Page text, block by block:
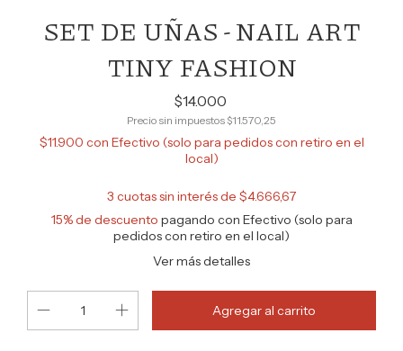
SET DE UÑAS - NAIL ART
TINY FASHION
$14.000
Precio sin impuestos $11.570,25
$11.900 con Efectivo (solo para pedidos con retiro en el
local)
3 cuotas sin interés de $4.666,67
15% de descuento pagando con Efectivo (solo para
pedidos con retiro en el local)
Ver más detalles